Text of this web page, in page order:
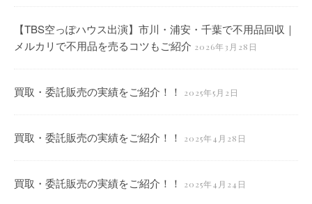
【TBS空っぽハウス出演】市川・浦安・千葉で不用品回収｜
メルカリで不用品を売るコツもご紹介 2026年3月28日
買取・委託販売の実績をご紹介！！ 2025年5月2日
買取・委託販売の実績をご紹介！！ 2025年4月28日
買取・委託販売の実績をご紹介！！ 2025年4月24日